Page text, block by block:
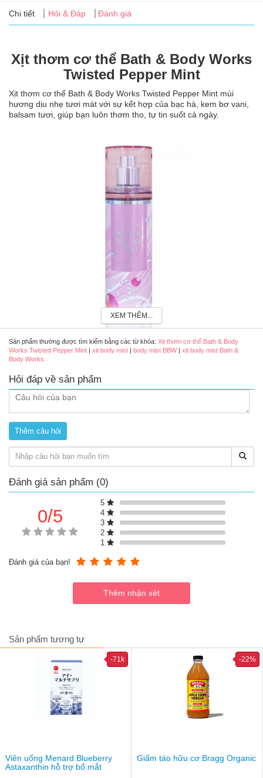
Chi tiết Hỏi & Đáp Đánh giá
Xịt thơm cơ thể Bath & Body Works
Twisted Pepper Mint
Xịt thơm cơ thể Bath & Body Works Twisted Pepper Mint mùi
hương dịu nhẹ tươi mát với sự kết hợp của bạc hà, kem bơ vani,
balsam tươi, giúp bạn luôn thơm tho, tự tin suốt cả ngày.
Xịt thơm cơ thể Bath & Body Works Twisted Pepper Mint
Ưu điểm nổi bật
Khử mùi, làm thơm cơ thể, mang lại cảm giác sạch sẽ, tươi
mát suốt nhiều giờ.
Có thể sử dụng như lớp hương nền hoặc kết hợp với lotion
cùng mùi để tăng độ lưu hương.
Mùi hương chính: Bạc Hà, Tuyết, Kem bơ vani, Balsam Tươi.
Hướng dẫn sử dụng
Lắc nhẹ chai trước khi xịt để hương thơm lan tỏa đều.
XEM THÊM...
Sản phẩm thường được tìm kiếm bằng các từ khóa: Xịt thơm cơ thể Bath & Body
Works Twisted Pepper Mint | xịt body mist | body mist BBW| xịt body mist Bath &
Body Works
Hỏi đáp về sản phẩm
Đánh giá sản phẩm (0)
0/5
5
4
3
2
1
Đánh giá của bạn!
Sản phẩm tương tự
Viên uống Menard Blueberry
Astaxanthin hỗ trợ bổ mắt
-71k
Giấm táo hữu cơ Bragg Organic
-22%